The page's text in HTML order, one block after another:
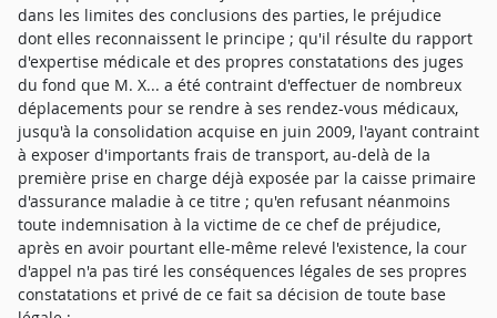
dans les limites des conclusions des parties, le préjudice
dont elles reconnaissent le principe ; qu'il résulte du rapport
d'expertise médicale et des propres constatations des juges
du fond que M. X... a été contraint d'effectuer de nombreux
déplacements pour se rendre à ses rendez-vous médicaux,
jusqu'à la consolidation acquise en juin 2009, l'ayant contraint
à exposer d'importants frais de transport, au-delà de la
première prise en charge déjà exposée par la caisse primaire
d'assurance maladie à ce titre ; qu'en refusant néanmoins
toute indemnisation à la victime de ce chef de préjudice,
après en avoir pourtant elle-même relevé l'existence, la cour
d'appel n'a pas tiré les conséquences légales de ses propres
constatations et privé de ce fait sa décision de toute base